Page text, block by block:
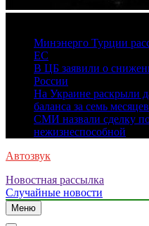
Минэнерго Турции
ЕС
В ЦБ заявили о
России
На Украине раскрыли
баланса за семь месяцев
СМИ назвали сделку
нежизнеспособной
Автозвук
Новостная рассылка
Случайные новости
Меню